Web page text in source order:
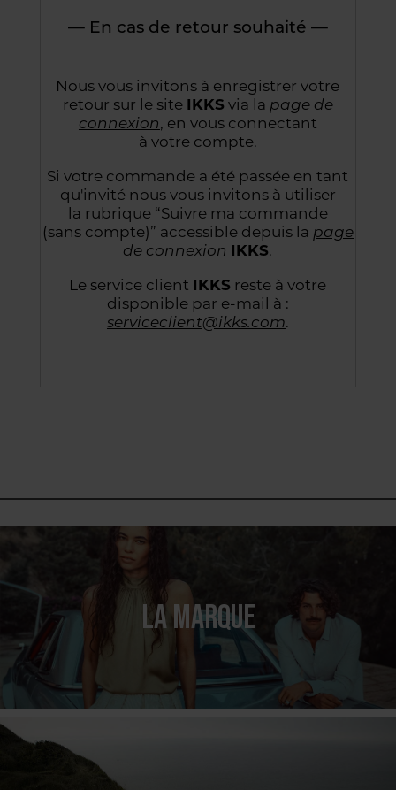
— En cas de retour souhaité —
Nous vous invitons à enregistrer votre
retour sur le site IKKS via la page de
connexion, en vous connectant
à votre compte.
Si votre commande a été passée en tant
qu'invité nous vous invitons à utiliser
la rubrique “Suivre ma commande
(sans compte)” accessible depuis la page
de connexion IKKS.
Le service client IKKS reste à votre
disponible par e-mail à :
serviceclient@ikks.com.
LA MARQUE